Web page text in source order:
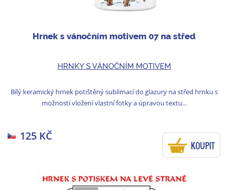
Hrnek s vánočním motivem 07 na střed
HRNKY S VÁNOČNÍM MOTIVEM
Bílý keramický hrnek potištěný sublimací do glazury na střed hrnku s
možností vložení vlastní fotky a úpravou textu...
125 KČ
KOUPIT